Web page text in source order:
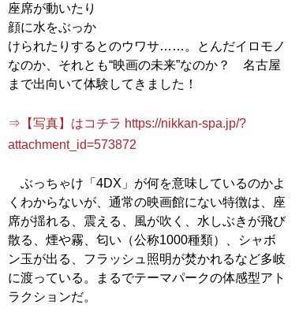
座席が動いたり
顔に水をぶっか
けられたりするとのウワサ……。とんだイロモノ
なのか、それとも“映画の未来”なのか？ 名古屋
まで出向いて体験してきました！
⇒【写真】はコチラ https://nikkan-spa.jp/?
attachment_id=573872
ぶっちゃけ「4DX」が何を意味しているのかよ
くわからないが、通常の映画館にない特徴は、座
席が揺れる、震える、風が吹く、水しぶきが飛び
散る、煙や霧、匂い（公称1000種類）、シャボ
ン玉が出る、フラッシュ照明が焚かれるなど多岐
に渡っている。まるでテーマパークの体感型アト
ラクションだ。